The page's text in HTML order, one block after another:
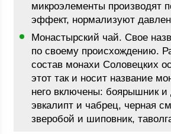
микроэлементы производят
эффект, нормализуют
Монастырский чай. Свое
по своему происхождению.
состав монахи Соловецких
этот так и носит название
него включены: боярышник
эвкалипт и чабрец, черная
зверобой и шиповник,